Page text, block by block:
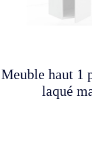
Meuble haut 1
laqué